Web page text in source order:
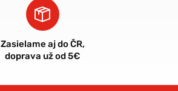
Zasielame aj do ČR,
doprava už od 5€